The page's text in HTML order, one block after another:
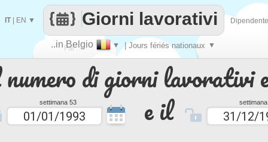
di giorni lavorativi
settimana 53 e il
Fai
contare
..in Belgio ▼ | Jours fériés nationaux ▼
Giorni lavorativi
IT| EN ▼